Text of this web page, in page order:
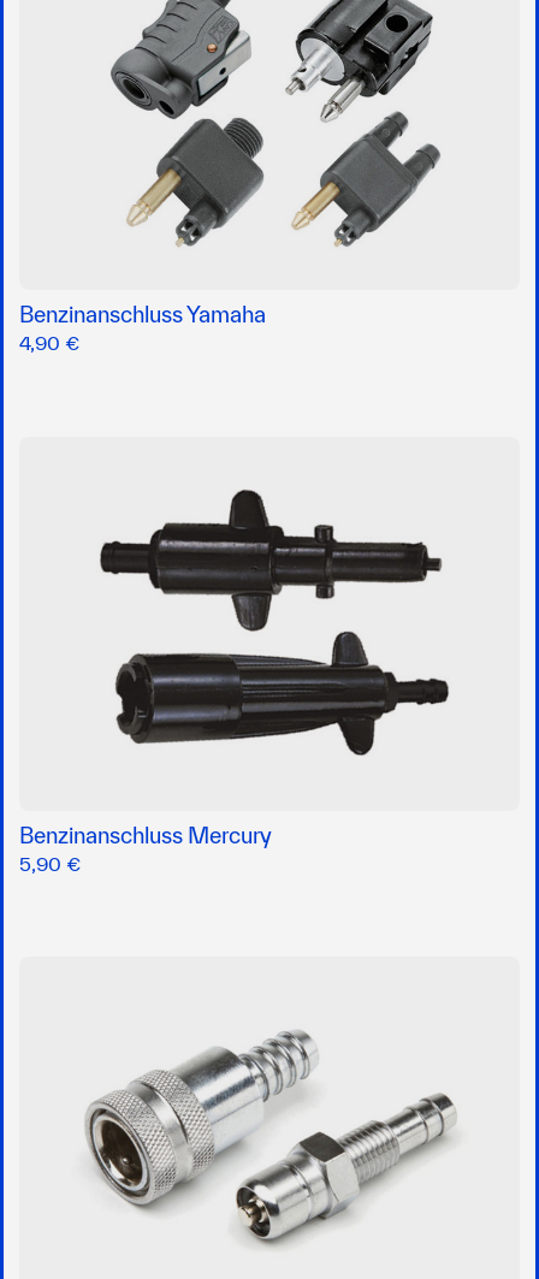
Benzinanschluss Yamaha
4,90 €
Benzinanschluss Mercury
5,90 €